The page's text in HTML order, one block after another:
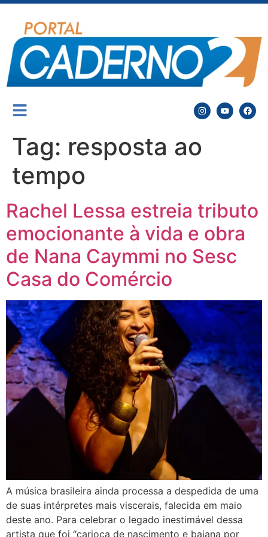
Tag: resposta ao
tempo
Rachel Lessa estreia tributo
emocionante à vida e obra
de Nana Caymmi no Sesc
Casa do Comércio
A música brasileira ainda processa a despedida de uma
de suas intérpretes mais viscerais, falecida em maio
deste ano. Para celebrar o legado inestimável dessa
artista que foi “carioca de nascimento e baiana por